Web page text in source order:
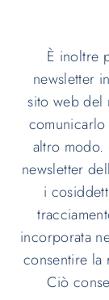
È inoltre
newsletter
sito web del
altro modo.
newsletter
i
incorporata
consentire
Ciò